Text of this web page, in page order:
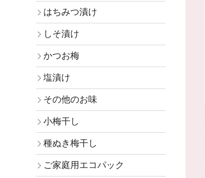
はちみつ漬け
しそ漬け
かつお梅
塩漬け
その他のお味
小梅干し
種ぬき梅干し
ご家庭用エコパック